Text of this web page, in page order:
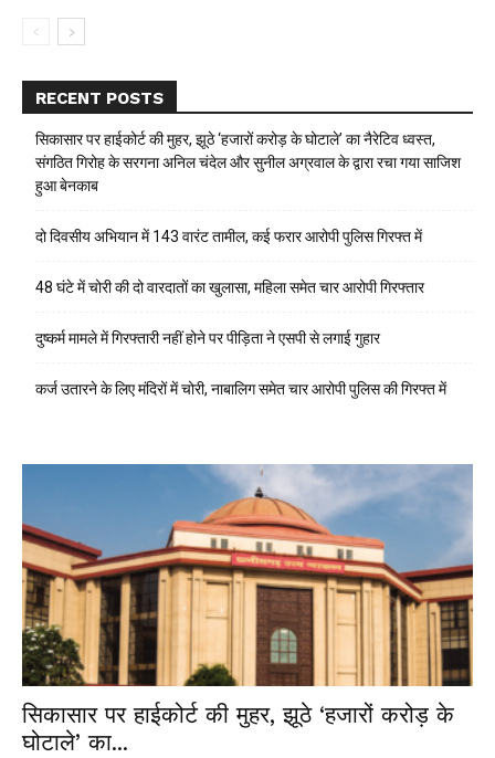
RECENT POSTS
सिकासार पर हाईकोर्ट की मुहर, झूठे ‘हजारों करोड़ के घोटाले’ का नैरेटिव ध्वस्त,
संगठित गिरोह के सरगना अनिल चंदेल और सुनील अग्रवाल के द्वारा रचा गया साजिश
हुआ बेनकाब
दो दिवसीय अभियान में 143 वारंट तामील, कई फरार आरोपी पुलिस गिरफ्त में
48 घंटे में चोरी की दो वारदातों का खुलासा, महिला समेत चार आरोपी गिरफ्तार
दुष्कर्म मामले में गिरफ्तारी नहीं होने पर पीड़िता ने एसपी से लगाई गुहार
कर्ज उतारने के लिए मंदिरों में चोरी, नाबालिग समेत चार आरोपी पुलिस की गिरफ्त में
सिकासार पर हाईकोर्ट की मुहर, झूठे ‘हजारों करोड़ के
घोटाले’ का...